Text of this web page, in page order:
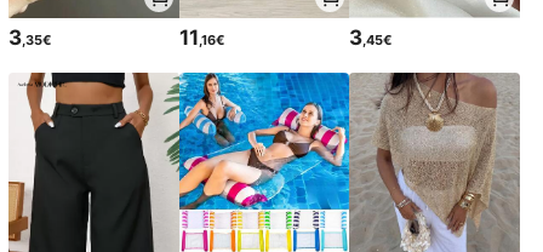
3,35€ 11,16€ 3,45€